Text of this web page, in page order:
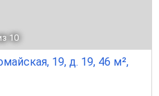
10
19, д. 19, 46 м²,